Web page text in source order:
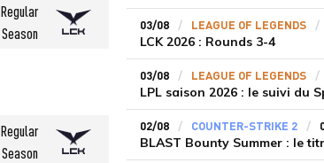
Regular
Season
Regular
Season
03/08 LEAGUE OF LEGENDS
LCK 2026 : Rounds 3-4
03/08 LEAGUE OF LEGENDS
LPL saison 2026 : le suivi du
02/08 COUNTER-STRIKE 2
BLAST Bounty Summer : le